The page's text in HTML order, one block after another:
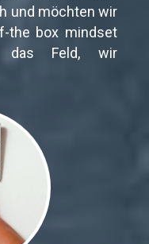
und möchten wir
the box mindset
das Feld, wir